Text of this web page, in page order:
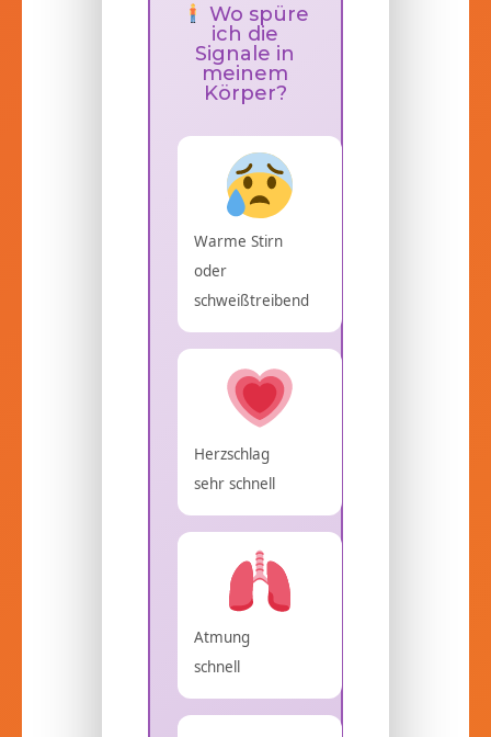
Wo spüre
ich die
Signale in
meinem
Körper?
Warme Stirn
oder
schweißtreibend
Herzschlag
sehr schnell
Atmung
schnell